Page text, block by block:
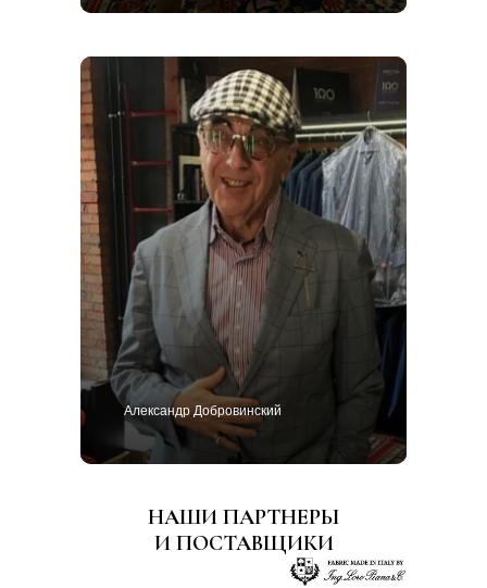
Александр Добровинский
НАШИ ПАРТНЕРЫ
И ПОСТАВЩИКИ